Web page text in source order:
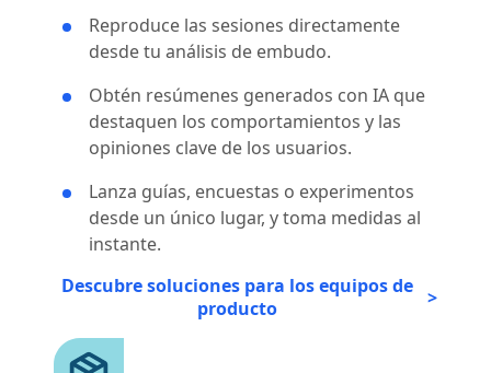
Reproduce las sesiones directamente
desde tu análisis de embudo.
Obtén resúmenes generados con IA que
destaquen los comportamientos y las
opiniones clave de los usuarios.
Lanza guías, encuestas o experimentos
desde un único lugar, y toma medidas al
instante.
Descubre soluciones para los equipos de
producto